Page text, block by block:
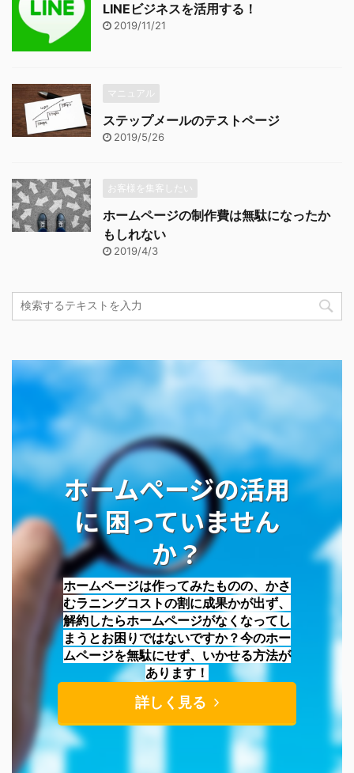
LINEビジネスを活用する！
2019/11/21
マニュアル
ステップメールのテストページ
2019/5/26
お客様を集客したい
ホームページの制作費は無駄になったか
もしれない
2019/4/3
ホームページの活用
に 困っていません
か？
ホームページは作ってみたものの、かさ
むラニングコストの割に成果かが出ず、
解約したらホームページがなくなってし
まうとお困りではないですか？今のホー
ムページを無駄にせず、いかせる方法が
あります！
詳しく見る